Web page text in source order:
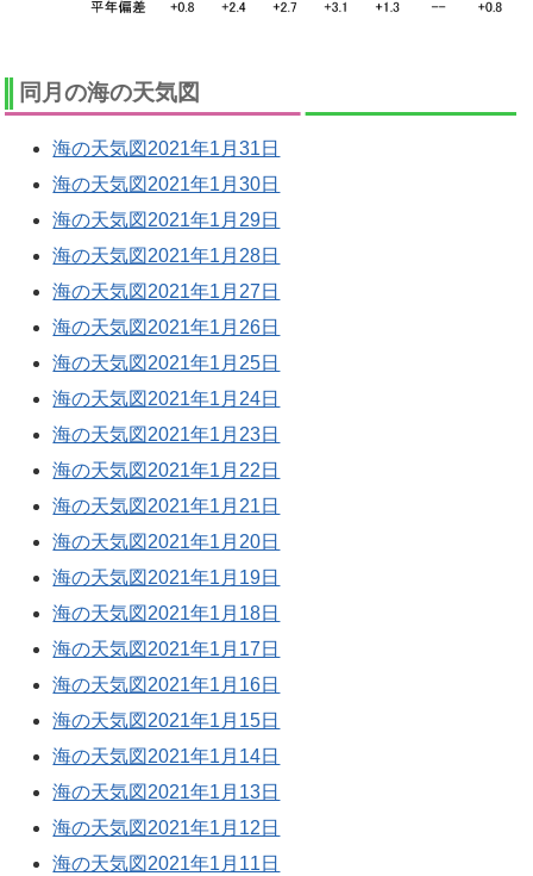
同月の海の天気図
海の天気図2021年1月31日
海の天気図2021年1月30日
海の天気図2021年1月29日
海の天気図2021年1月28日
海の天気図2021年1月27日
海の天気図2021年1月26日
海の天気図2021年1月25日
海の天気図2021年1月24日
海の天気図2021年1月23日
海の天気図2021年1月22日
海の天気図2021年1月21日
海の天気図2021年1月20日
海の天気図2021年1月19日
海の天気図2021年1月18日
海の天気図2021年1月17日
海の天気図2021年1月16日
海の天気図2021年1月15日
海の天気図2021年1月14日
海の天気図2021年1月13日
海の天気図2021年1月12日
海の天気図2021年1月11日